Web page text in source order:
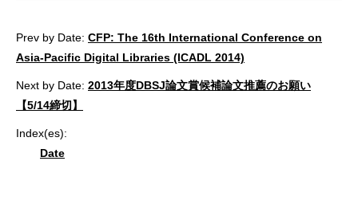
Prev by Date: CFP: The 16th International Conference on
Asia-Pacific Digital Libraries (ICADL 2014)
Next by Date: 2013年度DBSJ論文賞候補論文推薦のお願い
【5/14締切】
Index(es):
Date